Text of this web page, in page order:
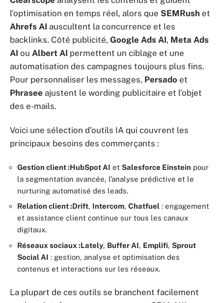
l’optimisation en temps réel, alors que SEMRush et
Ahrefs AI auscultent la concurrence et les
backlinks. Côté publicité, Google Ads AI, Meta Ads
AI ou Albert AI permettent un ciblage et une
automatisation des campagnes toujours plus fins.
Pour personnaliser les messages, Persado et
Phrasee ajustent le wording publicitaire et l’objet
des e-mails.
Voici une sélection d’outils IA qui couvrent les
principaux besoins des commerçants :
Gestion client :HubSpot AI et Salesforce Einstein pour
la segmentation avancée, l’analyse prédictive et le
nurturing automatisé des leads.
Relation client :Drift, Intercom, Chatfuel : engagement
et assistance client continue sur tous les canaux
digitaux.
Réseaux sociaux :Lately, Buffer AI, Emplifi, Sprout
Social AI : gestion, analyse et optimisation des
contenus et interactions sur les réseaux.
La plupart de ces outils se branchent facilement